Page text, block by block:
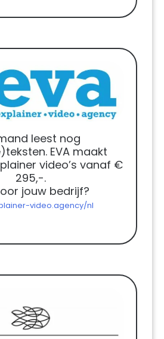
leest nog
EVA maakt
video’s vanaf €
295,-.
jouw bedrijf?
video.agency/nl